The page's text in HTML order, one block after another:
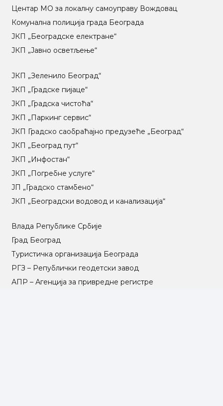
Центар МO за локалну самоуправу Вождовац
Комунална полиција града Београда
ЈКП „Београдске електране“
ЈКП „Јавно осветљење“
ЈКП „Зеленило Београд“
ЈКП „Градске пијаце“
ЈКП „Градска чистоћа“
ЈКП „Паркинг сервис“
ЈКП Градско саобраћајно предузеће „Београд“
ЈКП „Београд пут“
ЈКП „Инфостан“
ЈКП „Погребне услуге“
ЈП „Градско стамбено“
ЈКП „Београдски водовод и канализација“
Влада Републике Србије
Град Београд
Туристичка организација Београда
РГЗ – Републички геодетски завод
АПР – Агенција за привредне регистре